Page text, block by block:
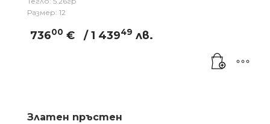
Размер: 12
73600 € / 1 43949 лв.
Златен пръстен